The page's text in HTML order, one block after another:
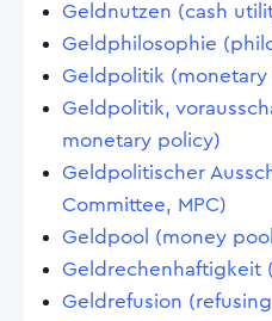
Geldnutzen (cash
Geldphilosophie
Geldpolitik (monetary
Geldpolitik,
monetary policy)
Geldpolitischer
Committee, MPC)
Geldpool (money
Geldrechenhaftigkeit
Geldrefusion